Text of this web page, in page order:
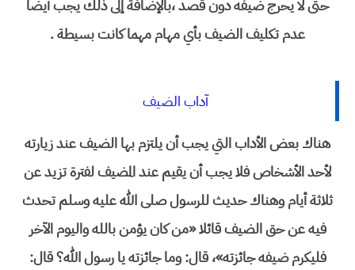
حتى لا يحرج ضيفه دون قصد ،بالإضافة إلى ذلك يجب أيضا
عدم تكليف الضيف بأي مهام مهما كانت بسيطة .
آداب الضيف
هناك بعض الأداب التي يجب أن يلتزم بها الضيف عند زيارته
لأحد الأشخاص فلا يجب أن يقيم عند المضيف لفترة تزيد عن
ثلاثة أيام وهناك حديث للرسول صلى الله عليه وسلم تحدث
فيه عن حق الضيف قائلا «من كان يؤمن بالله واليوم الآخر
فليكرم ضيفه جائزته»، قال: وما جائزته يا رسول الله؟ قال: